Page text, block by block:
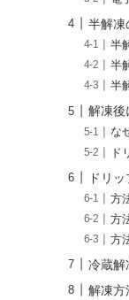
半解凍
半
半
半
解凍後
な
ド
ドリ
方
方
方
冷蔵解
解凍方